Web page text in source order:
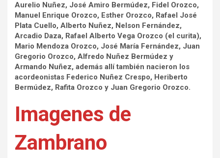
Aurelio Nuñez, José Amiro Bermúdez, Fidel Orozco,
Manuel Enrique Orozco, Esther Orozco, Rafael José
Plata Cuello, Alberto Nuñez, Nelson Fernández,
Arcadio Daza, Rafael Alberto Vega Orozco (el curita),
Mario Mendoza Orozco, José María Fernández, Juan
Gregorio Orozco, Alfredo Nuñez Bermúdez y
Armando Nuñez, además allí también nacieron los
acordeonistas Federico Nuñez Crespo, Heriberto
Bermúdez, Rafita Orozco y Juan Gregorio Orozco.
Imagenes de
Zambrano